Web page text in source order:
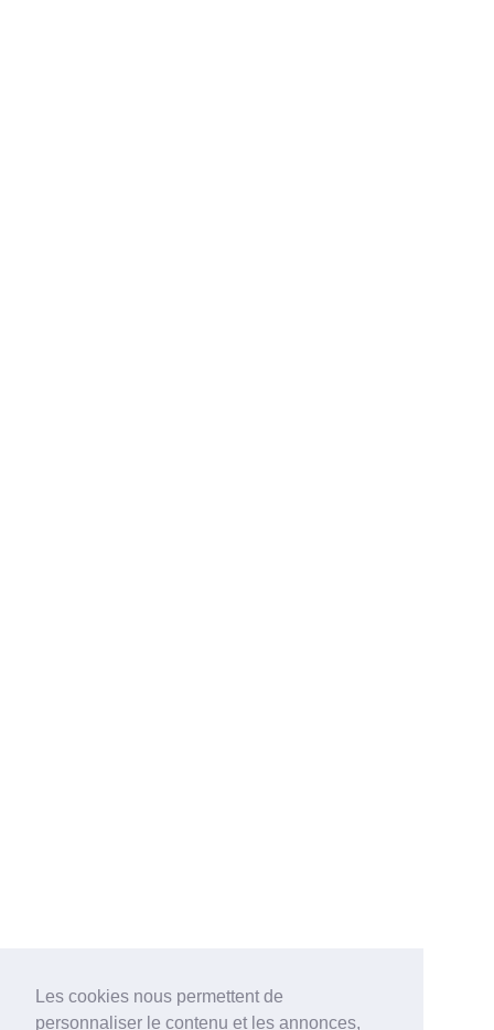
Les cookies nous permettent de
personnaliser le contenu et les annonces,